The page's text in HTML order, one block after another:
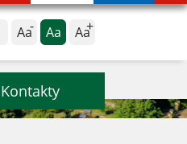
Aa Aa Aa
Kontakty